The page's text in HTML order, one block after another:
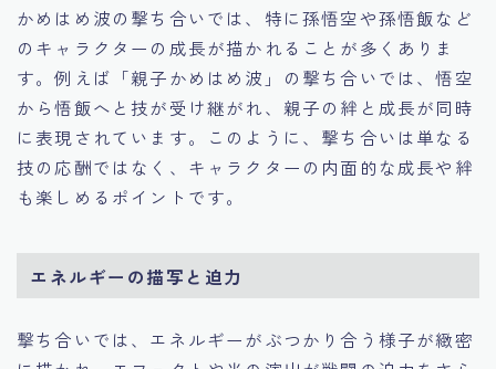
かめはめ波の撃ち合いでは、特に孫悟空や孫悟飯など
のキャラクターの成長が描かれることが多くありま
す。例えば「親子かめはめ波」の撃ち合いでは、悟空
から悟飯へと技が受け継がれ、親子の絆と成長が同時
に表現されています。このように、撃ち合いは単なる
技の応酬ではなく、キャラクターの内面的な成長や絆
も楽しめるポイントです。
エネルギーの描写と迫力
撃ち合いでは、エネルギーがぶつかり合う様子が緻密